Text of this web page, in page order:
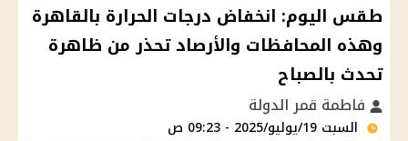
طقس اليوم: انخفاض درجات الحرارة بالقاهرة
وهذه المحافظات والأرصاد تحذر من ظاهرة
تحدث بالصباح
فاطمة قمر الدولة
السبت 19/يوليو/2025 - 09:23 ص